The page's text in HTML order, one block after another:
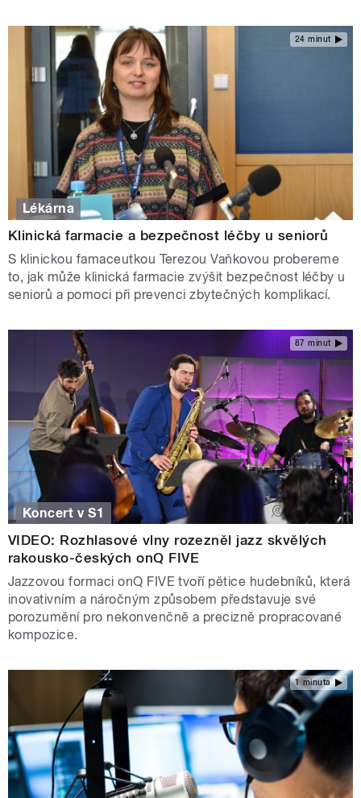
24 minut
Lékárna
Klinická farmacie a bezpečnost léčby u seniorů
S klinickou famaceutkou Terezou Vaňkovou probereme
to, jak může klinická farmacie zvýšit bezpečnost léčby u
seniorů a pomoci při prevenci zbytečných komplikací.
87 minut
Koncert v S1
VIDEO: Rozhlasové vlny rozezněl jazz skvělých
rakousko-českých onQ FIVE
Jazzovou formaci onQ FIVE tvoří pětice hudebníků, která
inovativním a náročným způsobem představuje své
porozumění pro nekonvenčně a precizně propracované
kompozice.
1 minuta